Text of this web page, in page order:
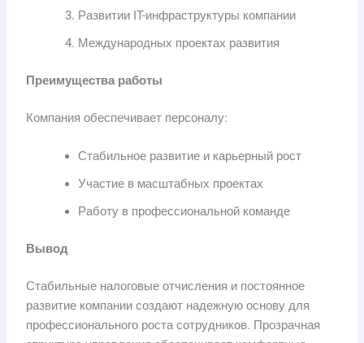
Развитии IT-инфраструктуры компании
Международных проектах развития
Преимущества работы
Компания обеспечивает персоналу:
Стабильное развитие и карьерный рост
Участие в масштабных проектах
Работу в профессиональной команде
Вывод
Стабильные налоговые отчисления и постоянное
развитие компании создают надежную основу для
профессионального роста сотрудников. Прозрачная